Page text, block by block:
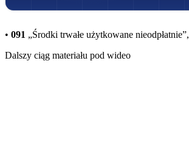
• 091 „Środki trwałe użytkowane nieodpłatnie”,
Dalszy ciąg materiału pod wideo